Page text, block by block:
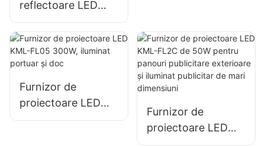
reflectoare LED
KML-FL05 de 240
W, potrivite pentru
instalații industriale,
panouri publicitare
și iluminat publicitar
de mari dimensiuni.
Furnizor de
proiectoare LED
KML-FL05 300W,
Furnizor de
proiectoare LED
KML-FL2C de 50W